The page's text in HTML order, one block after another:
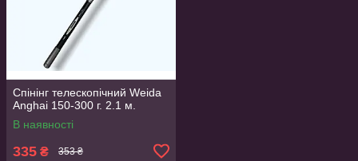
Спінінг телескопічний Weida
Anghai 150-300 г. 2.1 м.
В наявності
335 ₴ 353 ₴